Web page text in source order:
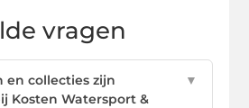
vragen
en collecties zijn
Kosten Watersport &
▼